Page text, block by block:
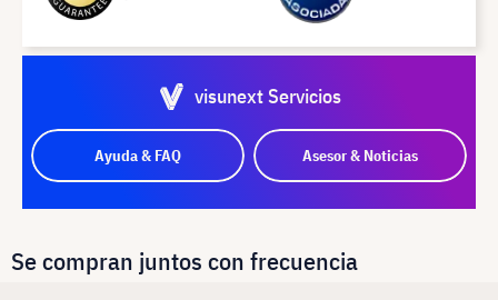
visunext Servicios
Ayuda & FAQ Asesor & Noticias
Se compran juntos con frecuencia